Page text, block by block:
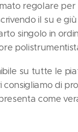
regolare per
il su e
singolo in
su tutte le
consigliamo di
come